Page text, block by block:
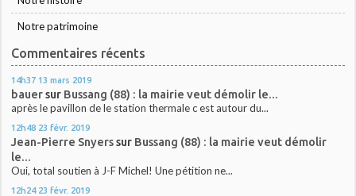
Notre patrimoine
Commentaires récents
14h37 13 mars 2019
bauersur Bussang (88) : la mairie veut démolir le...
après le pavillon de le station thermale c est autour du...
12h48 23 févr. 2019
Jean-Pierre Snyerssur Bussang (88) : la mairie veut démolir
le...
Oui, total soutien à J-F Michel! Une pétition ne...
12h24 23 févr. 2019